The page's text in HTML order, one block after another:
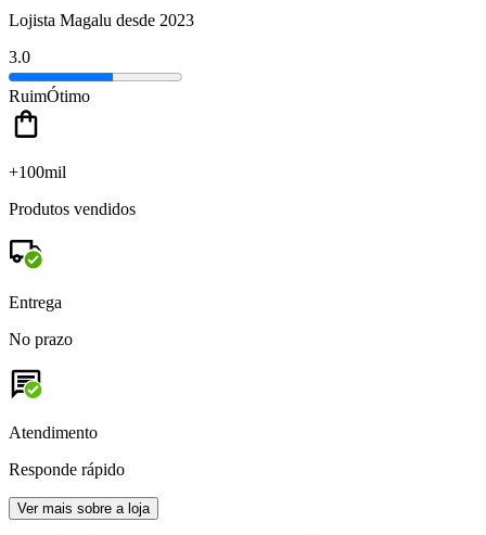
Lojista Magalu desde 2023
3.0
RuimÓtimo
+100mil
Produtos vendidos
Entrega
No prazo
Atendimento
Responde rápido
Ver mais sobre a loja